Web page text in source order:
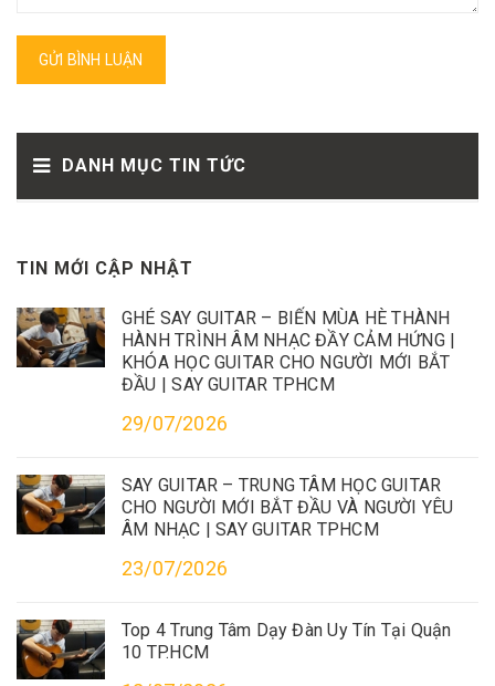
DANH MỤC TIN TỨC
TIN MỚI CẬP NHẬT
GHÉ SAY GUITAR – BIẾN MÙA HÈ THÀNH
HÀNH TRÌNH ÂM NHẠC ĐẦY CẢM HỨNG |
KHÓA HỌC GUITAR CHO NGƯỜI MỚI BẮT
ĐẦU | SAY GUITAR TPHCM
29/07/2026
SAY GUITAR – TRUNG TÂM HỌC GUITAR
CHO NGƯỜI MỚI BẮT ĐẦU VÀ NGƯỜI YÊU
ÂM NHẠC | SAY GUITAR TPHCM
23/07/2026
Top 4 Trung Tâm Dạy Đàn Uy Tín Tại Quận
10 TP.HCM
GỬI BÌNH LUẬN